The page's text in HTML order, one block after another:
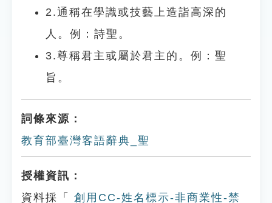
2.通稱在學識或技藝上造詣高深的
人。例：詩聖。
3.尊稱君主或屬於君主的。例：聖
旨。
詞條來源：
教育部臺灣客語辭典_聖
授權資訊：
資料採「
創用CC-姓名標示-非商業性-禁